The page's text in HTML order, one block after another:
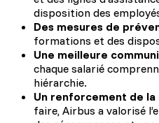
disposition des
Des mesures de
formations et des
Une meilleure
chaque salarié
hiérarchie.
Un renforcement de la
faire, Airbus a valorisé